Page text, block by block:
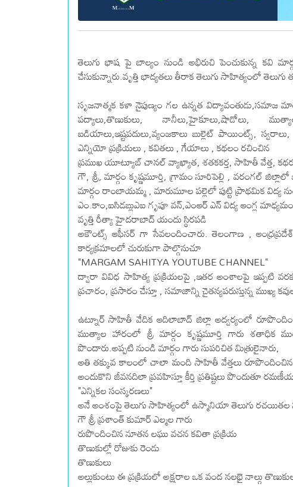
తెలుగు భాష పై బాల్యం నుండి అభిరుచి పెంచుకున్న కవి
చేసుకున్నారు.వృత్తి భాద్యతలు తీరాక తెలుగు సాహిత్యంలో తెలుగు
సృజనాత్మక కళా నైపుణ్యం గల ఉన్నత విద్యావంతుడు,సమాజ
పద్యాలు,తొణుకులు, నానీలు,హైకూలు,షాడోలు,
ఐడియాలు,ఇష్టపదులు,వ్యంజకాలు బుల్లెట్ పాయింట్స్,
ఎన్నియో ప్రక్రియలు , కవితలు , గేయాలు , కథలం రచించిన
ప్రముఖ యూట్యూబ్ చానల్ వ్యాఖ్యాత, శతకకర్త, సాహితీ వేత్త,
గౌ, శ్రీ, మార్గం కృష్ణమూర్తి, గ్రామం సూరిపెల్లి , వరంగల్
మార్గం రాంబాయమ్మ , మారుమూల పల్లెలో పుట్టి ప్రాథమిక విద్య
ఎం.కాం,ఐసిడబ్లుఎఐ గృపూ వన్,ఎంఆర్ ఎన్ విద్య ఆంగ్ల
వృత్తి రీత్యా హైదరాబాద్ యందు స్థిరపడి
అకౌంట్స్ ఆఫీసర్ గా సేవలందించారు. తెలంగాణ ,
కార్యక్రమాలలో చురుకుగా పాల్గొనుచూ
"MARGAM SAHITYA YOUTUBE CHANNEL"
ద్వారా వివిధ సాహిత్య ప్రక్రియలపై ,ఇతర అంశాలపై ఇప్పటి
ప్రచారం, ప్రసారం చేస్తూ , సమాజాన్ని చైతన్యపరుస్తున్న ముఖ్య
ఉట్నూర్ సాహితీ వేదిక ఆదిలాబాద్ జిల్లా అద్వర్యంలో
ముత్యాల హారంలో శ్రీ మార్గం కృష్ణమూర్తి గారు
పొందారు.అప్పటి నుండి మార్గం గారు సుపరిచిత మిత్రులైనారు,
అతి తక్కువ కాలంలో చాలా మంది సాహితీ వేత్తలు రూపొందించిన
అందుకొని జీవనదిలా ప్రవహిస్తూ కీర్తి ప్రతిష్టలు పొందుతూ
"ఎన్నికల సంస్కరణలు"
అనే అంశంపై తెలుగు సాహిత్యంలో ఉస్మానియా తెలుగు రచయితల
గౌ శ్రీ ప్రశాంత్ కుమార్ ఎల్మల గారు
రుపొందించిన నూతన లఘు వచన కవితా ప్రక్రియ
తొణుకుల్లో రోజుకు రెండు
తొణుకులు
అల్లుకుంటు ఈ ప్రక్రియలో అక్షరాల ఒక వంద నలభై నాల్గు